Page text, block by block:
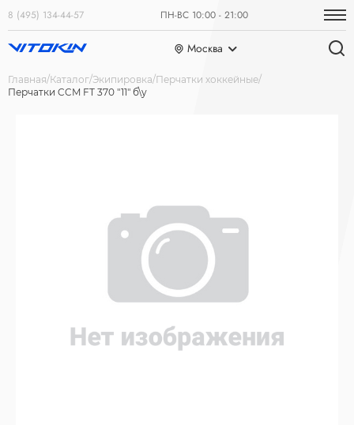
8 (495) 134-44-57 ПН-ВС 10:00 - 21:00
Москва
Главная Каталог Экипировка Перчатки хоккейные
Перчатки CCM FT 370 "11" б\у